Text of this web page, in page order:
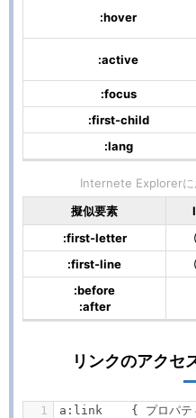
:hover
:active
:focus
:first-child
:lang
Internete Explorerに
擬似要素
:first-letter
:first-line
:before
:after
リンクのアクセ
a : link { プロパテ